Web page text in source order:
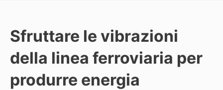
Sfruttare le vibrazioni
della linea ferroviaria per
produrre energia